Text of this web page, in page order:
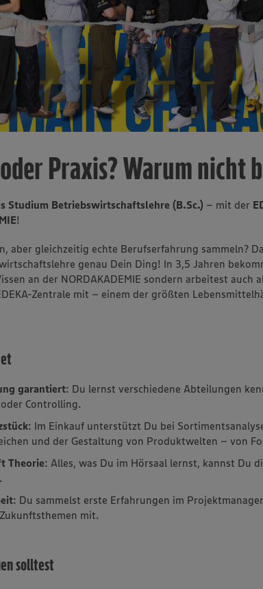
Praxis? Warum nicht
Studium Betriebswirtschaftslehre (B.Sc.) – mit der
!
aber gleichzeitig echte Berufserfahrung sammeln?
genau Dein Ding! In 3,5 Jahren
an der NORDAKADEMIE sondern arbeitest auch
Zentrale mit – einem der größten
garantiert: Du lernst verschiedene Abteilungen
Controlling.
: Im Einkauf unterstützt Du bei
und der Gestaltung von Produktwelten – von
Theorie: Alles, was Du im Hörsaal lernst, kannst Du
: Du sammelst erste Erfahrungen im
mit.
solltest